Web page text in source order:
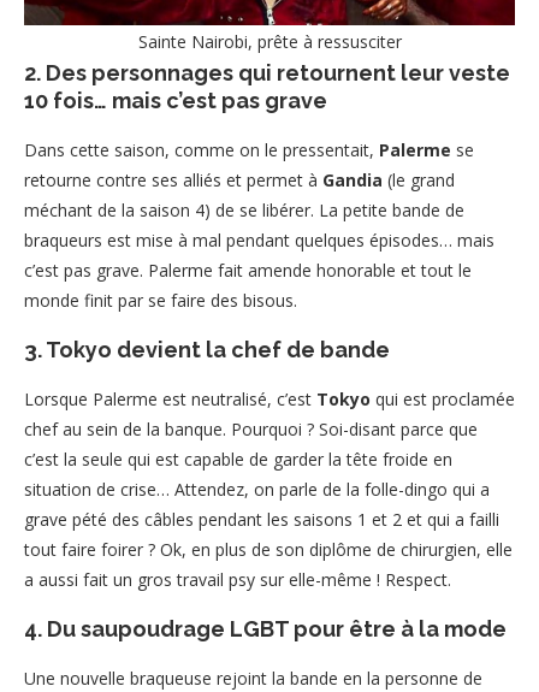
Sainte Nairobi, prête à ressusciter
2. Des personnages qui retournent leur veste
10 fois… mais c’est pas grave
Dans cette saison, comme on le pressentait, Palerme se
retourne contre ses alliés et permet à Gandia (le grand
méchant de la saison 4) de se libérer. La petite bande de
braqueurs est mise à mal pendant quelques épisodes… mais
c’est pas grave. Palerme fait amende honorable et tout le
monde finit par se faire des bisous.
3. Tokyo devient la chef de bande
Lorsque Palerme est neutralisé, c’est Tokyo qui est proclamée
chef au sein de la banque. Pourquoi ? Soi-disant parce que
c’est la seule qui est capable de garder la tête froide en
situation de crise… Attendez, on parle de la folle-dingo qui a
grave pété des câbles pendant les saisons 1 et 2 et qui a failli
tout faire foirer ? Ok, en plus de son diplôme de chirurgien, elle
a aussi fait un gros travail psy sur elle-même ! Respect.
4. Du saupoudrage LGBT pour être à la mode
Une nouvelle braqueuse rejoint la bande en la personne de